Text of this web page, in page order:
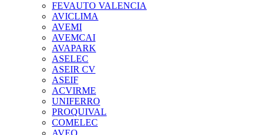
FEVAUTO VALENCIA
AVICLIMA
AVEMI
AVEMCAI
AVAPARK
ASELEC
ASEIR CV
ASEIF
ACVIRME
UNIFERRO
PROQUIVAL
COMELEC
AVEO